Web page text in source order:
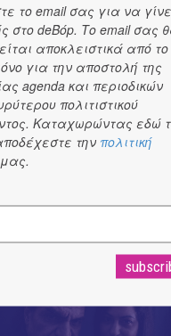
το email σας για να
στο deBόp. Το email σας
αποκλειστικά από το
για την αποστολή της
agenda και περιοδικών
πολιτιστικού
Καταχωρώντας εδώ
την πολιτική
μας.